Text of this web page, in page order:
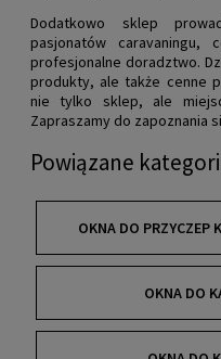
Dodatkowo sklep
pasjonatów
profesjonalne doradztwo.
produkty, ale także cenne
nie tylko sklep, ale
Zapraszamy do zapoznania
Powiązane
OKNA DO PRZYCZEP
OKNA DO